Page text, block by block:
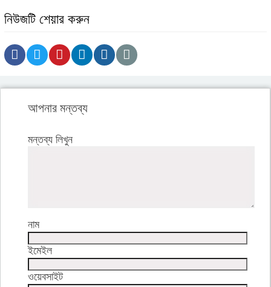
নিউজটি শেয়ার করুন
আপনার মন্তব্য
মন্তব্য লিখুন
নাম
ইমেইল
ওয়েবসাইট